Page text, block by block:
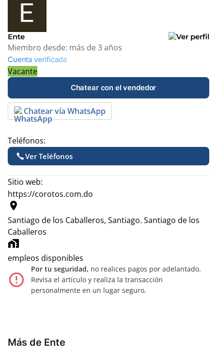
+
−
Ente
Miembro desde: más de 3 años
Cuenta verificada
Vacante
Chatear con el vendedor
Chatear vía WhatsApp
Teléfonos:
Ver Teléfonos
Sitio web:
https://corotos.com.do
location_on
Santiago de los Caballeros, Santiago. Santiago de los
Caballeros
home_work
empleos disponibles
error_outline
Por tu seguridad, no realices pagos por adelantado.
Revisa el artículo y realiza la transacción
personalmente en un lugar seguro.
Más de Ente